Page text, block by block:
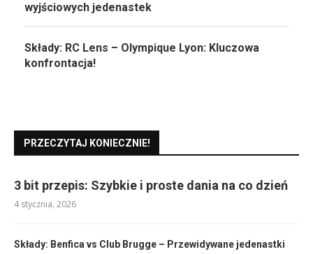
wyjściowych jedenastek
Składy: RC Lens – Olympique Lyon: Kluczowa
konfrontacja!
PRZECZYTAJ KONIECZNIE!
3 bit przepis: Szybkie i proste dania na co dzień
4 stycznia, 2026
Składy: Benfica vs Club Brugge – Przewidywane jedenastki